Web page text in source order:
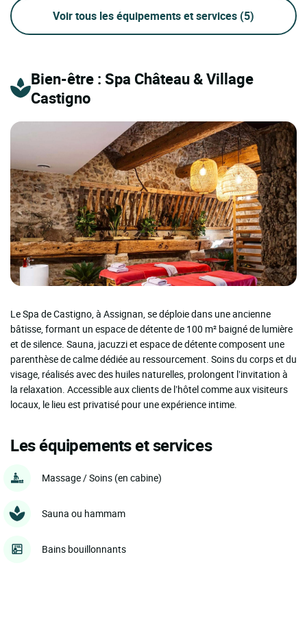
Voir tous les équipements et services (5)
Bien-être : Spa Château & Village
Castigno
Le Spa de Castigno, à Assignan, se déploie dans une ancienne
bâtisse, formant un espace de détente de 100 m² baigné de lumière
et de silence. Sauna, jacuzzi et espace de détente composent une
parenthèse de calme dédiée au ressourcement. Soins du corps et du
visage, réalisés avec des huiles naturelles, prolongent l’invitation à
la relaxation. Accessible aux clients de l’hôtel comme aux visiteurs
locaux, le lieu est privatisé pour une expérience intime.
Les équipements et services
Massage / Soins (en cabine)
Sauna ou hammam
Bains bouillonnants